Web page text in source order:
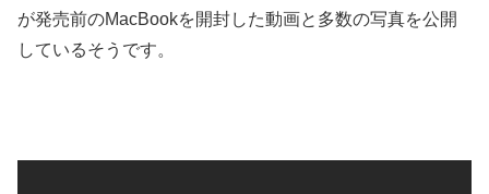
が発売前のMacBookを開封した動画と多数の写真を公開
しているそうです。